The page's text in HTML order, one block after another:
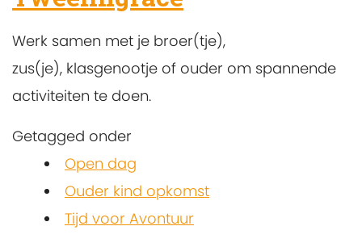
Werk samen met je broer(tje),
zus(je), klasgenootje of ouder om spannende
activiteiten te doen.
Getagged onder
Open dag
Ouder kind opkomst
Tijd voor Avontuur